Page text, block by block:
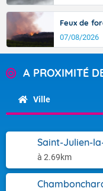
Feux de
07/08/2026
A PROXIMITÉ
Ville
Saint-Julien-
à 2.69km